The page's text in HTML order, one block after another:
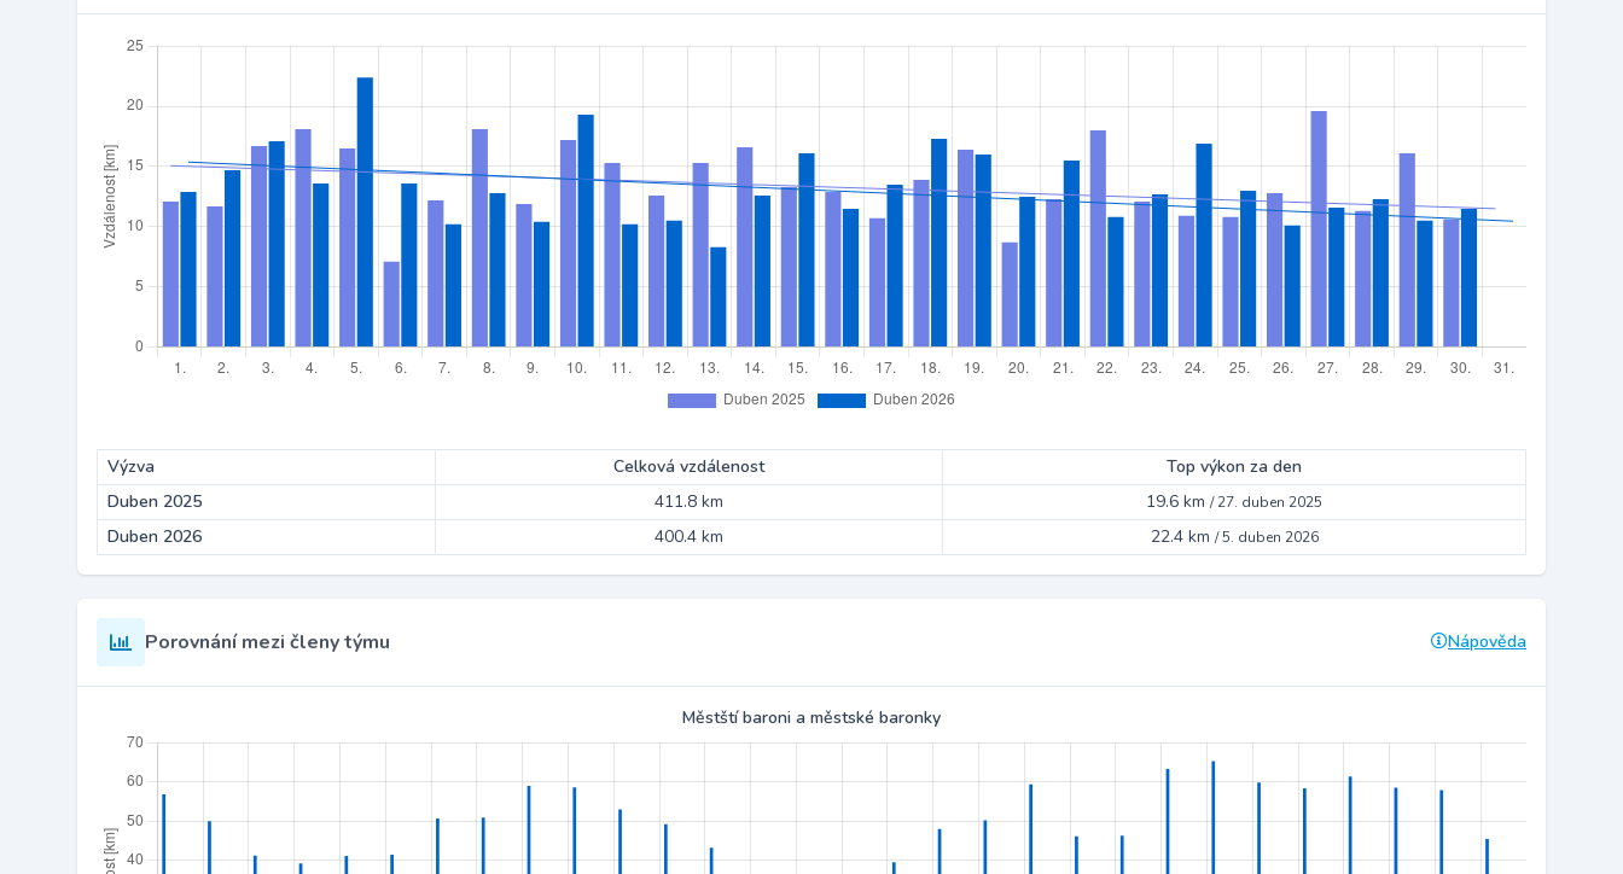
Výzva Celková vzdálenost
Top výkon za den
Duben 2025
411.8 km 19.6 km /27. duben 2025
Duben 2026 400.4 km 22.4 km /5. duben 2026
Porovnání mezi členy týmu Nápověda
Městští baroni a městské baronky